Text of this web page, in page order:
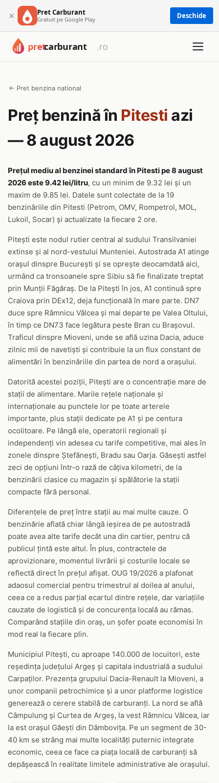
× Pret Carburant
Gratuit pe Google Play Deschide
← Pret benzina national
Preț benzină în Pitesti azi
— 8 august 2026
Prețul mediu al benzinei standard în Pitesti pe 8 august
2026 este 9.42 lei/litru, cu un minim de 9.32 lei și un
maxim de 9.85 lei. Datele sunt colectate de la 19
benzinăriile din Pitesti (Petrom, OMV, Rompetrol, MOL,
Lukoil, Socar) și actualizate la fiecare 2 ore.
Pitești este nodul rutier central al sudului Transilvaniei
extinse și al nord-vestului Munteniei. Autostrada A1 atinge
orașul dinspre București și se oprește deocamdată aici,
urmând ca tronsoanele spre Sibiu să fie finalizate treptat
prin Munții Făgăraș. De la Pitești în jos, A1 continuă spre
Craiova prin DEx12, deja funcțională în mare parte. DN7
duce spre Râmnicu Vâlcea și mai departe pe Valea Oltului,
în timp ce DN73 face legătura peste Bran cu Brașovul.
Traficul dinspre Mioveni, unde se află uzina Dacia, aduce
zilnic mii de navetiști și contribuie la un flux constant de
alimentări în benzinăriile din partea de nord a orașului.
Datorită acestei poziții, Pitești are o concentrație mare de
stații de alimentare. Marile rețele naționale și
internaționale au punctele lor pe toate arterele
importante, plus stații dedicate pe A1 și pe centura
ocolitoare. Pe lângă ele, operatorii regionali și
independenți vin adesea cu tarife competitive, mai ales în
zonele dinspre Ștefănești, Bradu sau Oarja. Găsești astfel
zeci de opțiuni într-o rază de câțiva kilometri, de la
benzinării clasice cu magazin și spălătorie la stații
compacte fără personal.
Diferențele de preț între stații au mai multe cauze. O
benzinărie aflată chiar lângă ieșirea de pe autostradă
poate avea alte tarife decât una din cartier, pentru că
publicul țintă este altul. În plus, contractele de
aprovizionare, momentul livrării și costurile locale se
reflectă direct în prețul afișat. OUG 19/2026 a plafonat
adaosul comercial pentru trimestrul al doilea al anului,
ceea ce a redus parțial ecartul dintre rețele, dar variațiile
cauzate de logistică și de concurența locală au rămas.
Comparând stațiile din oraș, un șofer poate economisi în
mod real la fiecare plin.
Municipiul Pitești, cu aproape 140.000 de locuitori, este
reședința județului Argeș și capitala industrială a sudului
Carpaților. Prezența grupului Dacia-Renault la Mioveni, a
unor companii petrochimice și a unor platforme logistice
generează o cerere stabilă de carburanți. La nord se află
Câmpulung și Curtea de Argeș, la vest Râmnicu Vâlcea, iar
la est orașul Găești din Dâmbovița. Pe un segment de 30-
40 km se strâng mai multe localități puternic integrate
economic, ceea ce face ca piața locală de carburanți să
depășească în realitate limitele administrative ale orașului.